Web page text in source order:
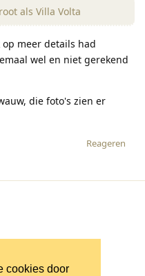
cookies door
als Villa Volta
meer details had
wel en niet gerekend
die foto's zien er
Reageren